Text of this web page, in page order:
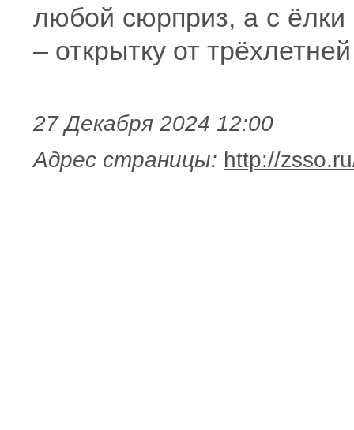
любой сюрприз, а с ёлки
– открытку от
27 Декабря 2024 12:00
Адрес страницы: http://